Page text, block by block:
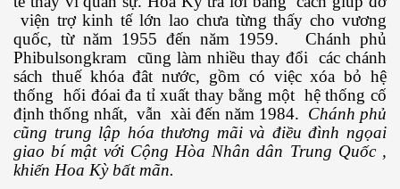
viện trợ kinh tế lớn lao chưa từng thấy cho vương
quốc, từ năm 1955 đến năm 1959. Chánh phủ
Phibulsongkram cũng làm nhiều thay đổi các chánh
sách thuế khóa đât nước, gồm có việc xóa bỏ hệ
thống hối đóai đa tỉ xuất thay bằng một hệ thống cố
định thống nhất, vẫn xài đến năm 1984. Chánh phủ
cũng trung lập hóa thương mãi và điều đình ngọai
giao bí mật với Cộng Hòa Nhân dân Trung Quốc ,
khiến Hoa Kỳ bất mãn.